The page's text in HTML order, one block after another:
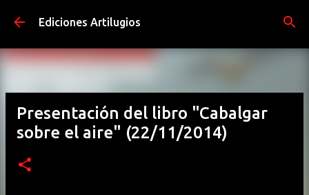
Ir al contenido principal
Ediciones Artilugios
Presentación del libro "Cabalgar
sobre el aire" (22/11/2014)